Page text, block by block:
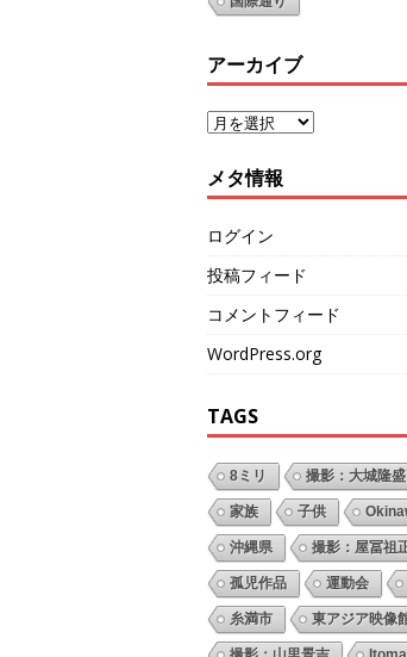
アーカイブ
メタ情報
ログイン
投稿フィード
コメントフィード
WordPress.org
TAGS
8ミリ 撮影：大城隆盛
家族 子供
沖縄県 撮影：屋冨祖
孤児作品 運動会
糸満市 東アジア映像